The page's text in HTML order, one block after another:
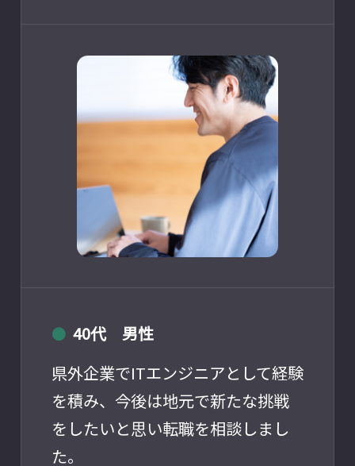
● 40代 男性
県外企業でITエンジニアとして経験
を積み、今後は地元で新たな挑戦
をしたいと思い転職を相談しまし
た。